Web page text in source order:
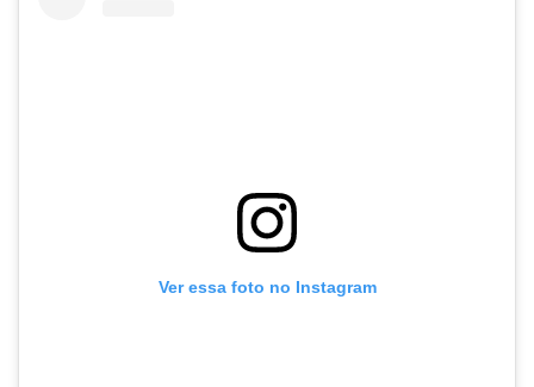
Ver essa foto no Instagram